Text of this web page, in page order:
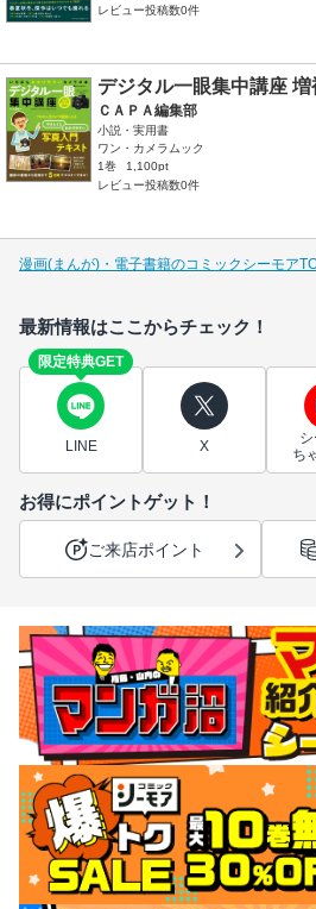
レビュー投稿数0件
デジタル一眼集中講座 増
ＣＡＰＡ編集部
小説・実用書
ワン・カメラムック
1巻
1,100pt
レビュー投稿数0件
漫画(まんが)・電子書籍のコミックシーモア
最新情報はここからチェック！
限定特典GET
LINE X
ち
お得にポイントゲット！
ご来店ポイント